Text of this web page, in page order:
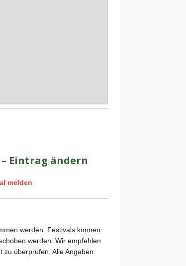
Eintrag ändern
melden
werden. Festivals können
werden. Wir empfehlen
zu überprüfen. Alle Angaben